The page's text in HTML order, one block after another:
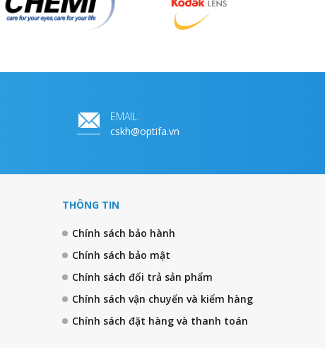
EMAIL:
cskh@optifa.vn
THÔNG TIN
Chính sách bảo hành
Chính sách bảo mật
Chính sách đổi trả sản phẩm
Chính sách vận chuyển và kiểm hàng
Chính sách đặt hàng và thanh toán